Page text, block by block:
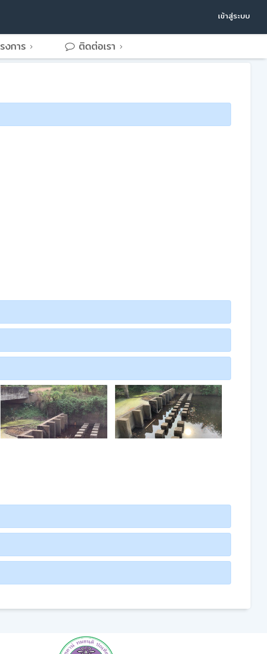
เข้าสู่ระบบ
งการ ติดต่อเรา